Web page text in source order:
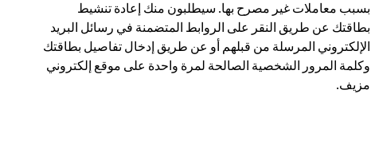
بسبب معاملات غير مصرح بها. سيطلبون منك إعادة تنشيط
بطاقتك عن طريق النقر على الروابط المتضمنة في رسائل البريد
الإلكتروني المرسلة من قبلهم أو عن طريق إدخال تفاصيل بطاقتك
وكلمة المرور الشخصية الصالحة لمرة واحدة على موقع إلكتروني
مزيف.